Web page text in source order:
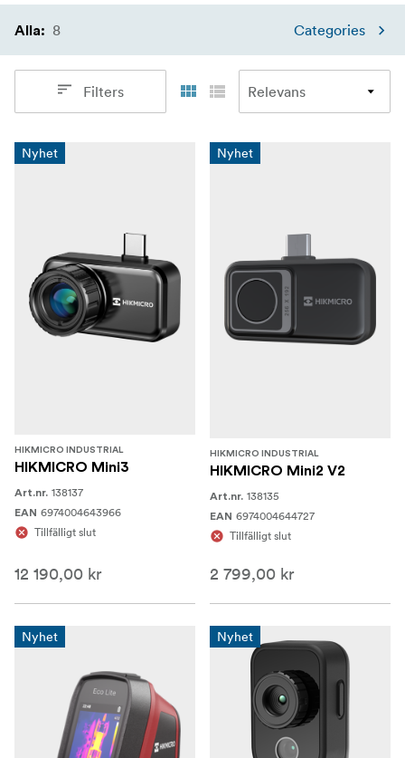
Alla: 8 Categories
Filters
Nyhet
HIKMICRO INDUSTRIAL
HIKMICRO Mini3
Art.nr. 138137
EAN 6974004643966
Tillfälligt slut
12 190,00 kr
Nyhet
HIKMICRO INDUSTRIAL
HIKMICRO Mini2 V2
Art.nr. 138135
EAN 6974004644727
Tillfälligt slut
2 799,00 kr
Nyhet Nyhet